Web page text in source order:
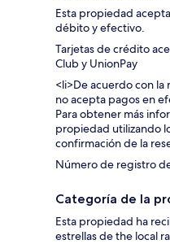
Esta propiedad
débito y efectivo.
Tarjetas de crédito
Club y UnionPay
<li>De acuerdo con
no acepta pagos en
Para obtener más
propiedad utilizando
confirmación de la
Número de registro
Categoría de la
Esta propiedad ha
estrellas de the local